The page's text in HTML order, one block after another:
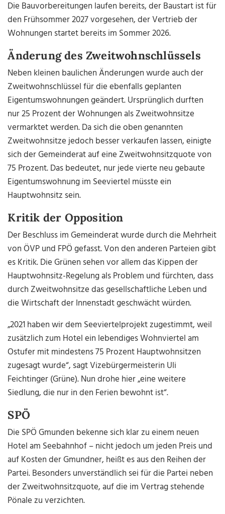
Die Bauvorbereitungen laufen bereits, der Baustart ist für
den Frühsommer 2027 vorgesehen, der Vertrieb der
Wohnungen startet bereits im Sommer 2026.
Änderung des Zweitwohnschlüssels
Neben kleinen baulichen Änderungen wurde auch der
Zweitwohnschlüssel für die ebenfalls geplanten
Eigentumswohnungen geändert. Ursprünglich durften
nur 25 Prozent der Wohnungen als Zweitwohnsitze
vermarktet werden. Da sich die oben genannten
Zweitwohnsitze jedoch besser verkaufen lassen, einigte
sich der Gemeinderat auf eine Zweitwohnsitzquote von
75 Prozent. Das bedeutet, nur jede vierte neu gebaute
Eigentumswohnung im Seeviertel müsste ein
Hauptwohnsitz sein.
Kritik der Opposition
Der Beschluss im Gemeinderat wurde durch die Mehrheit
von ÖVP und FPÖ gefasst. Von den anderen Parteien gibt
es Kritik. Die Grünen sehen vor allem das Kippen der
Hauptwohnsitz-Regelung als Problem und fürchten, dass
durch Zweitwohnsitze das gesellschaftliche Leben und
die Wirtschaft der Innenstadt geschwächt würden.
„2021 haben wir dem Seeviertelprojekt zugestimmt, weil
zusätzlich zum Hotel ein lebendiges Wohnviertel am
Ostufer mit mindestens 75 Prozent Hauptwohnsitzen
zugesagt wurde“, sagt Vizebürgermeisterin Uli
Feichtinger (Grüne). Nun drohe hier „eine weitere
Siedlung, die nur in den Ferien bewohnt ist“.
SPÖ
Die SPÖ Gmunden bekenne sich klar zu einem neuen
Hotel am Seebahnhof – nicht jedoch um jeden Preis und
auf Kosten der Gmundner, heißt es aus den Reihen der
Partei. Besonders unverständlich sei für die Partei neben
der Zweitwohnsitzquote, auf die im Vertrag stehende
Pönale zu verzichten.